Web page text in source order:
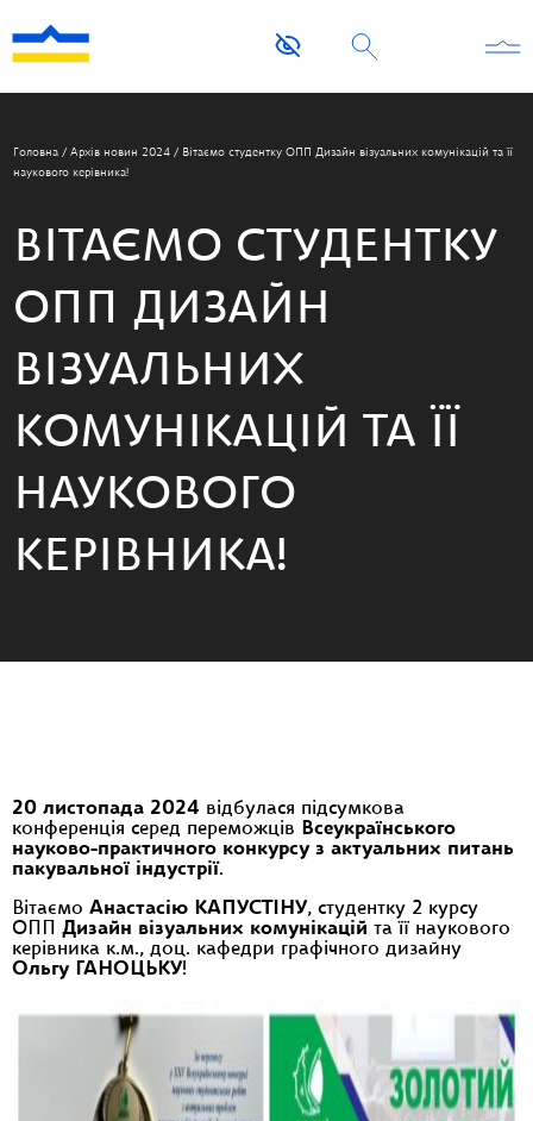
Головна / Архів новин 2024 / Вітаємо студентку ОПП Дизайн візуальних комунікацій та її
наукового керівника!
ВІТАЄМО СТУДЕНТКУ
ОПП ДИЗАЙН
ВІЗУАЛЬНИХ
КОМУНІКАЦІЙ ТА ЇЇ
НАУКОВОГО
КЕРІВНИКА!
20 листопада 2024 відбулася підсумкова
конференція серед переможців
Всеукраїнського
науково-практичного конкурсу з актуальних питань
пакувальної індустрії.
Вітаємо Анастасію КАПУСТІНУ, студентку 2 курсу
ОПП Дизайн візуальних комунікацій та її наукового
керівника к.м., доц. кафедри графічного дизайну
Ольгу ГАНОЦЬКУ!